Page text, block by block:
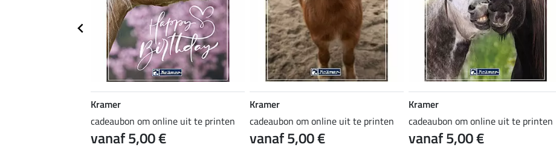
Kramer
cadeaubon om online uit te printen
vanaf 5,00 €
Kramer
cadeaubon om online uit te printen
vanaf 5,00 €
Kramer
cadeaubon om online uit te printen
vanaf 5,00 €